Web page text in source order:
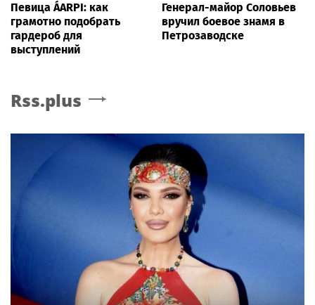
Певица ÁARPI: как
грамотно подобрать
гардероб для
выступлений
Генерал-майор Соловьев
вручил боевое знамя в
Петрозаводске
Rss.plus